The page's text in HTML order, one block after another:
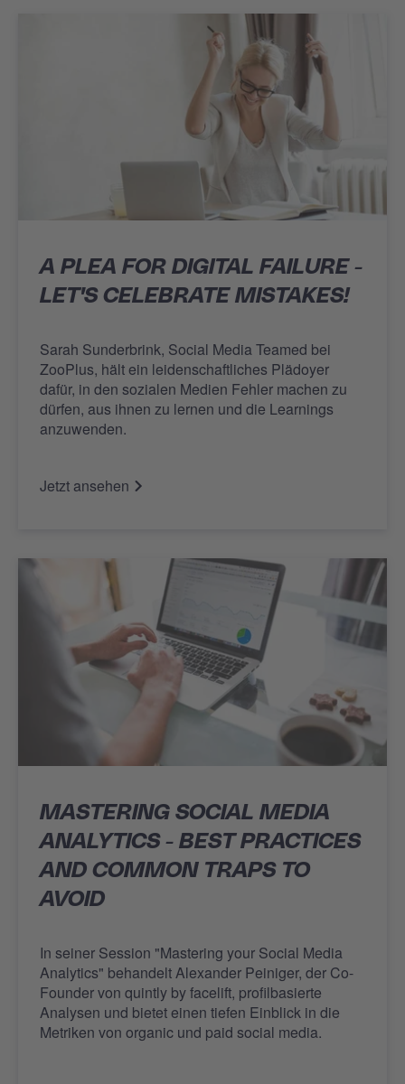
A PLEA FOR DIGITAL FAILURE -
LET'S CELEBRATE MISTAKES!
Sarah Sunderbrink, Social Media Teamed bei
ZooPlus, hält ein leidenschaftliches Plädoyer
dafür, in den sozialen Medien Fehler machen zu
dürfen, aus ihnen zu lernen und die Learnings
anzuwenden.
Jetzt ansehen
MASTERING SOCIAL MEDIA
ANALYTICS - BEST PRACTICES
AND COMMON TRAPS TO
AVOID
In seiner Session "Mastering your Social Media
Analytics" behandelt Alexander Peiniger, der Co-
Founder von quintly by facelift, profilbasierte
Analysen und bietet einen tiefen Einblick in die
Metriken von organic und paid social media.